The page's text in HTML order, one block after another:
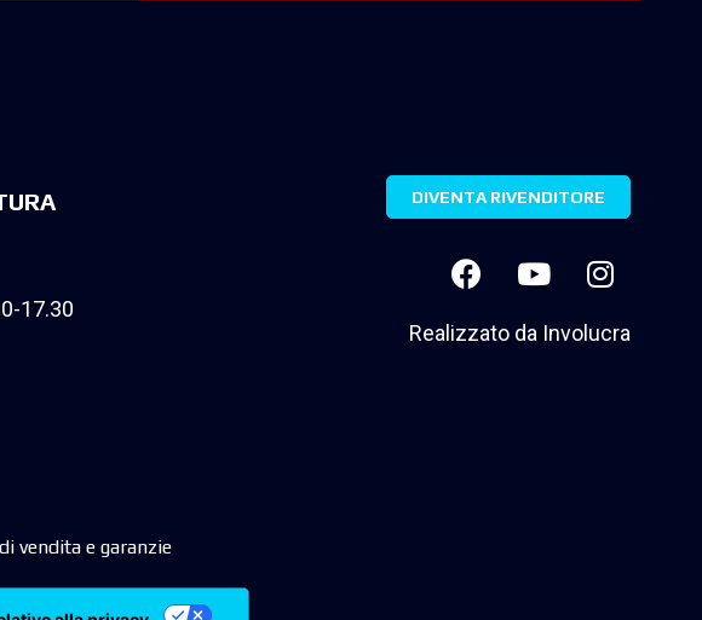
17.30
DIVENTA RIVENDITORE
Realizzato da Involucra
vendita e garanzie